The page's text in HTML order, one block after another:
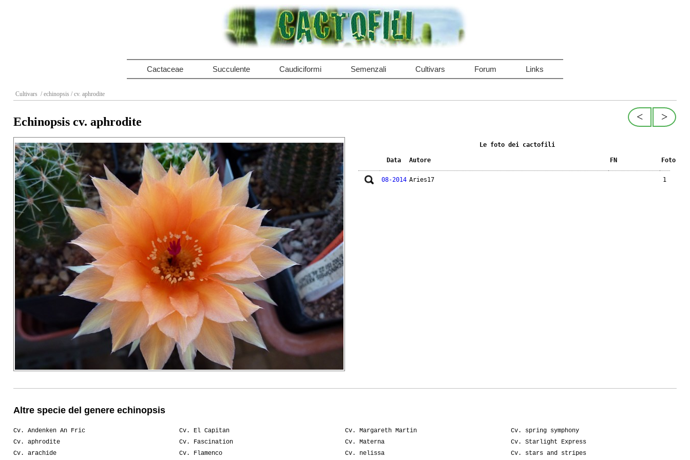
Cactaceae Succulente Caudiciformi Semenzali Cultivars Forum Links
Cultivars / echinopsis / cv. aphrodite
>
<
Echinopsis cv. aphrodite
Le foto dei cactofili
Data Autore FN Foto
08-2014 Aries17 1
Altre specie del genere echinopsis
Cv. Andenken An Fric
Cv. aphrodite
Cv. arachide
Cv. El Capitan
Cv. Fascination
Cv. Flamenco
Cv. Margareth Martin
Cv. Materna
Cv. nelissa
Cv. spring symphony
Cv. Starlight Express
Cv. stars and stripes